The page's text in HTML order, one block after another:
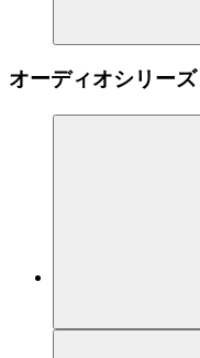
オーディオシリーズ